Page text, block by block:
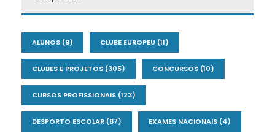
ALUNOS (9) CLUBE EUROPEU (11)
CLUBES E PROJETOS (305) CONCURSOS (10)
CURSOS PROFISSIONAIS (123)
DESPORTO ESCOLAR (87) EXAMES NACIONAIS (4)